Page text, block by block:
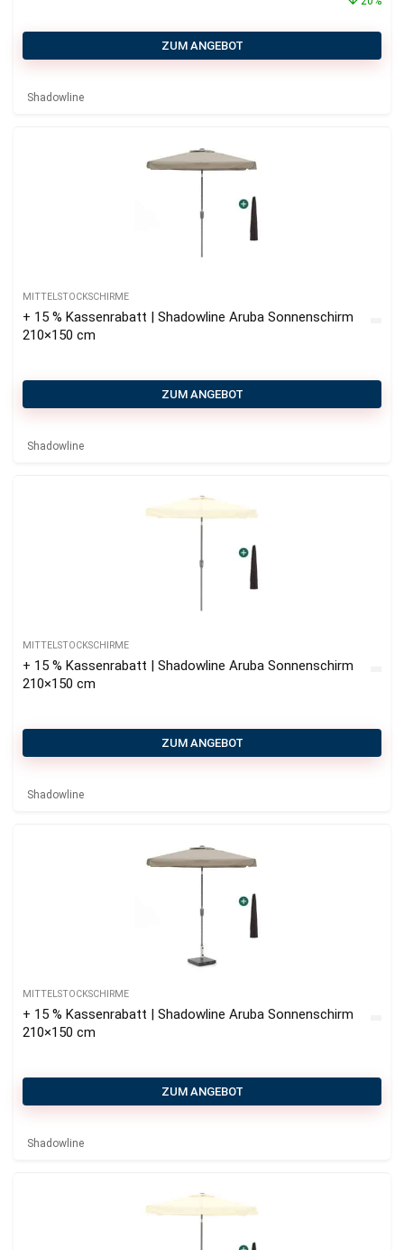
ZUM ANGEBOT
Shadowline
MITTELSTOCKSCHIRME
+ 15 % Kassenrabatt | Shadowline Aruba Sonnenschirm
210×150 cm
ZUM ANGEBOT
Shadowline
MITTELSTOCKSCHIRME
+ 15 % Kassenrabatt | Shadowline Aruba Sonnenschirm
210×150 cm
ZUM ANGEBOT
Shadowline
MITTELSTOCKSCHIRME
+ 15 % Kassenrabatt | Shadowline Aruba Sonnenschirm
210×150 cm
ZUM ANGEBOT
Shadowline